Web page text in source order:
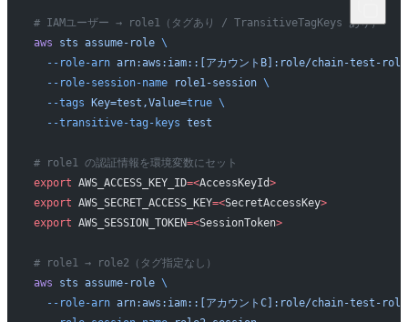
# IAMユーザー → role1（タグあり / TransitiveTagKeys あり）
aws sts assume-role \
  --role-arn
arn:aws:iam::[アカウントB]:role/chain-test-
  --role-session-name
role1-session \
  --tags
Key=test,Value=true \
  --transitive-tag-keys
test
# role1 の認証情報を環境変数にセット
export AWS_ACCESS_KEY_ID=<AccessKeyId>
export AWS_SECRET_ACCESS_KEY=<SecretAccessKey>
export AWS_SESSION_TOKEN=<SessionToken>
# role1 → role2（タグ指定なし）
aws sts assume-role \
  --role-arn
arn:aws:iam::[アカウントC]:role/chain-test-